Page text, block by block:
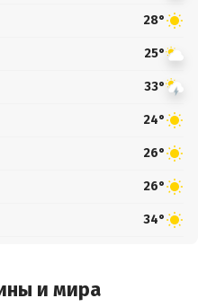
28°
25°
33°
24°
26°
26°
34°
и мира